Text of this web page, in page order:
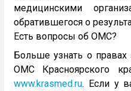
медицинскими
обратившегося о
Есть вопросы об ОМС?
Больше узнать о правах
ОМС Красноярского
www.krasmed.ru. Если у